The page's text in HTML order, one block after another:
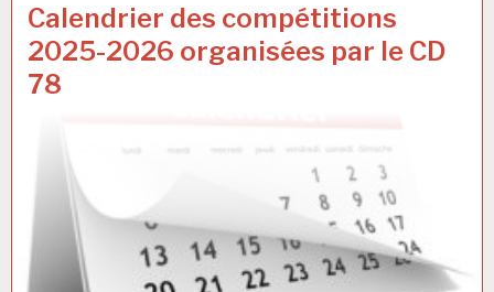
Calendrier des compétitions
2025-2026 organisées par le CD
78